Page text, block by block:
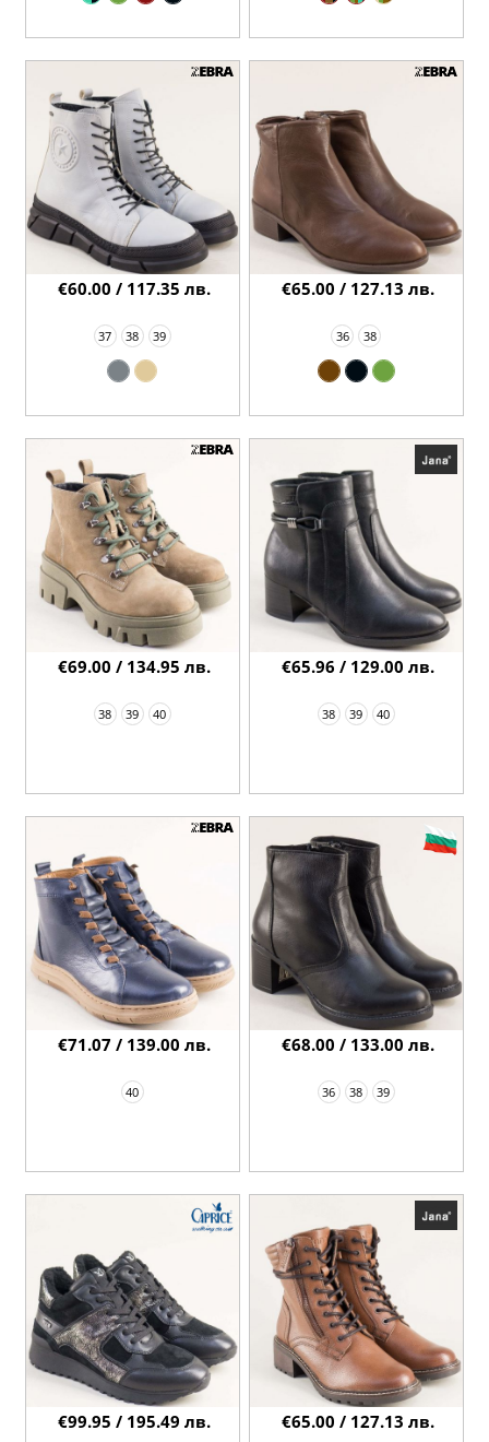
37 38 39
€60.00 / 117.35 лв.
36 38
€65.00 / 127.13 лв.
38 39 40
€69.00 / 134.95 лв.
38 39 40
€65.96 / 129.00 лв.
40
€71.07 / 139.00 лв.
36 38 39
€68.00 / 133.00 лв.
€99.95 / 195.49 лв. €65.00 / 127.13 лв.